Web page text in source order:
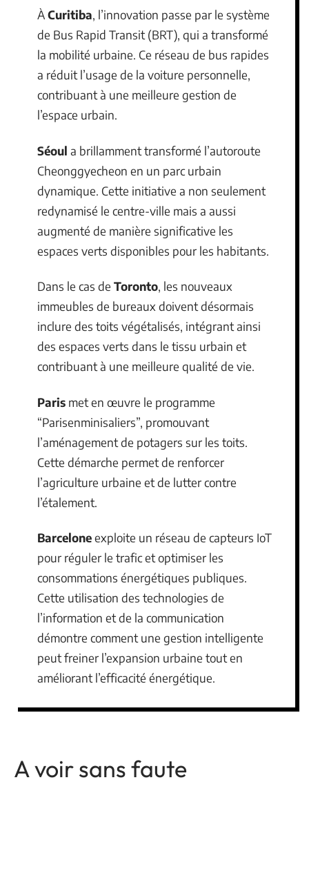
ÀCuritiba, l’innovation passe par le système
de Bus Rapid Transit (BRT), qui a transformé
la mobilité urbaine. Ce réseau de bus rapides
a réduit l’usage de la voiture personnelle,
contribuant à une meilleure gestion de
l’espace urbain.
Séoul a brillamment transformé l’autoroute
Cheonggyecheon en un parc urbain
dynamique. Cette initiative a non seulement
redynamisé le centre-ville mais a aussi
augmenté de manière significative les
espaces verts disponibles pour les habitants.
Dans le cas de Toronto, les nouveaux
immeubles de bureaux doivent désormais
inclure des toits végétalisés, intégrant ainsi
des espaces verts dans le tissu urbain et
contribuant à une meilleure qualité de vie.
Paris met en œuvre le programme
“Parisenminisaliers”, promouvant
l’aménagement de potagers sur les toits.
Cette démarche permet de renforcer
l’agriculture urbaine et de lutter contre
l’étalement.
Barceloneexploite un réseau de capteurs IoT
pour réguler le trafic et optimiser les
consommations énergétiques publiques.
Cette utilisation des technologies de
l’information et de la communication
démontre comment une gestion intelligente
peut freiner l’expansion urbaine tout en
améliorant l’efficacité énergétique.
A voir sans faute